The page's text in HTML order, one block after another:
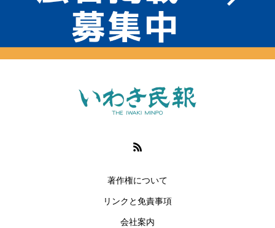
著作権について
リンクと免責事項
会社案内